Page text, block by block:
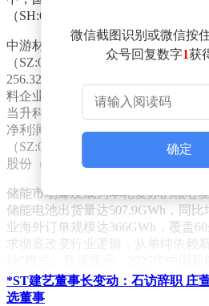
（SH:688411）营收突破116亿元，
中游材料环节同样呈现强劲复苏态
（SZ:002709）净利润同比增长
256.32%；新宙邦（SZ:300037）净
料企业璞泰来（SH:603659）净利
当升科技（SZ:300073）扭转此前
净利润增长。上游锂资源企业财务
（SZ:002466）和赣锋锂业（
股份（SZ:000792）净利润增长81.8%
储能市场爆发成为本轮复苏的核心
储能电池出货量达507.9GWh，同
业海外订单规模达366GWh，覆盖
求彻底改变行业逻辑，从单纯依赖
辆，同比增长28%，但储能市场增
引擎。
微信截图识别或微信按
众号回复数字1获
确定
*ST建艺董事长变动：石访辞职 庄
选董事